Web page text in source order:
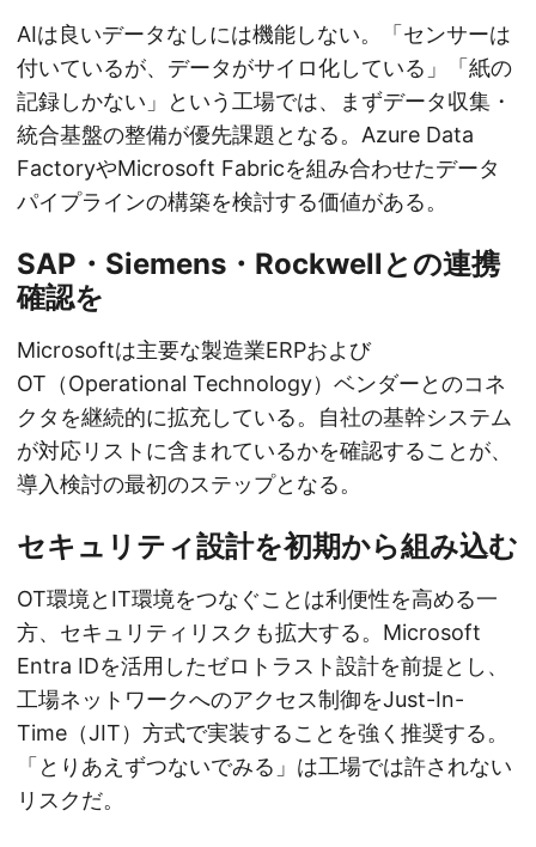
AIは良いデータなしには機能しない。「センサーは
付いているが、データがサイロ化している」「紙の
記録しかない」という工場では、まずデータ収集・
統合基盤の整備が優先課題となる。Azure Data
FactoryやMicrosoft Fabricを組み合わせたデータ
パイプラインの構築を検討する価値がある。
SAP・Siemens・Rockwellとの連携
確認を
Microsoftは主要な製造業ERPおよび
OT（Operational Technology）ベンダーとのコネ
クタを継続的に拡充している。自社の基幹システム
が対応リストに含まれているかを確認することが、
導入検討の最初のステップとなる。
セキュリティ設計を初期から組み込む
OT環境とIT環境をつなぐことは利便性を高める一
方、セキュリティリスクも拡大する。Microsoft
Entra IDを活用したゼロトラスト設計を前提とし、
工場ネットワークへのアクセス制御をJust-In-
Time（JIT）方式で実装することを強く推奨する。
「とりあえずつないでみる」は工場では許されない
リスクだ。